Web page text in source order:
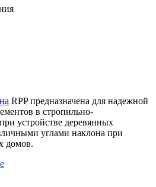
RPP предназначена для надежной
в стропильно-
устройстве деревянных
углами наклона при
домов.